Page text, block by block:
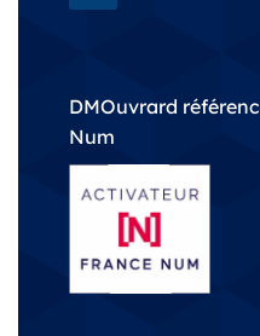
DMOuvrard
Num